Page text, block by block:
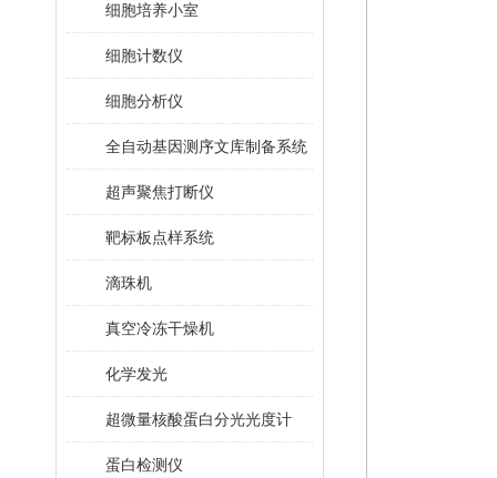
细胞培养小室
细胞计数仪
细胞分析仪
全自动基因测序文库制备系统
超声聚焦打断仪
靶标板点样系统
滴珠机
真空冷冻干燥机
化学发光
超微量核酸蛋白分光光度计
蛋白检测仪